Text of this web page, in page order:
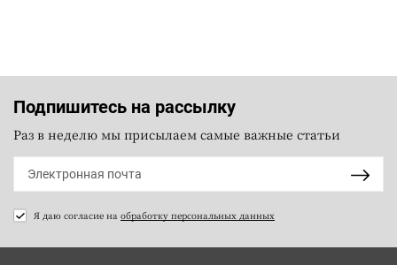
Подпишитесь на рассылку
Раз в неделю мы присылаем самые важные статьи
Я даю согласие на обработку персональных данных